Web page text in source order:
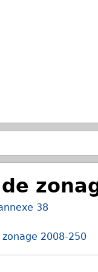
38
2008-250